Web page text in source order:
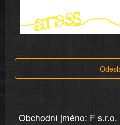
informace
v
uvedena,
jsou
Obchodní jméno: F s.r.o.